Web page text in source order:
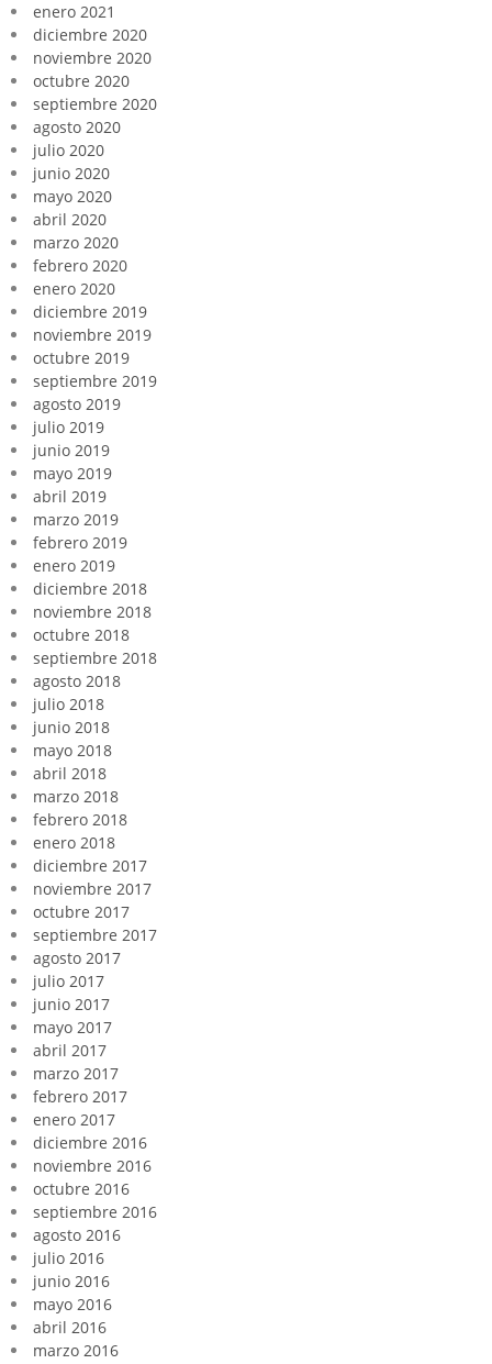
enero 2021
diciembre 2020
noviembre 2020
octubre 2020
septiembre 2020
agosto 2020
julio 2020
junio 2020
mayo 2020
abril 2020
marzo 2020
febrero 2020
enero 2020
diciembre 2019
noviembre 2019
octubre 2019
septiembre 2019
agosto 2019
julio 2019
junio 2019
mayo 2019
abril 2019
marzo 2019
febrero 2019
enero 2019
diciembre 2018
noviembre 2018
octubre 2018
septiembre 2018
agosto 2018
julio 2018
junio 2018
mayo 2018
abril 2018
marzo 2018
febrero 2018
enero 2018
diciembre 2017
noviembre 2017
octubre 2017
septiembre 2017
agosto 2017
julio 2017
junio 2017
mayo 2017
abril 2017
marzo 2017
febrero 2017
enero 2017
diciembre 2016
noviembre 2016
octubre 2016
septiembre 2016
agosto 2016
julio 2016
junio 2016
mayo 2016
abril 2016
marzo 2016